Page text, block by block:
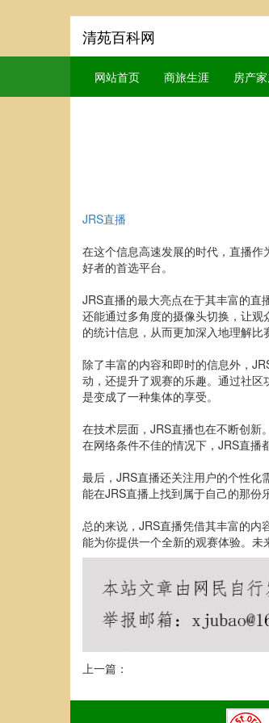
清苑百科网
网站首页 商旅生涯 房产
JRS直播
在这个信息高速发展的时代，直播
好者的首选平台。
JRS直播的最大亮点在于其丰富的直
还能通过多角度的摄像头切换，让
的统计信息，从而更加深入地理解比
除了丰富的内容和即时的信息外，
动，还提升了观赛的乐趣。通过社
是变成了一种集体的享受。
在技术层面，JRS直播也在不断创新
在网络条件不佳的情况下，JRS直播
最后，JRS直播还关注用户的个性化
能在JRS直播上找到属于自己的那份
总的来说，JRS直播凭借其丰富的内
能为你提供一个全新的观赛体验。未
上一篇：